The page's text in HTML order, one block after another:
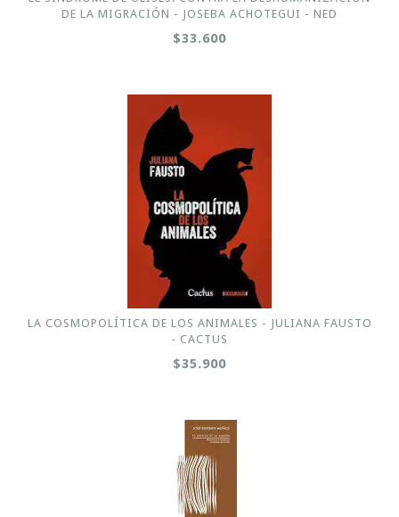
DE LA MIGRACIÓN - JOSEBA ACHOTEGUI - NED
$33.600
LA COSMOPOLÍTICA DE LOS ANIMALES - JULIANA FAUSTO
- CACTUS
$35.900